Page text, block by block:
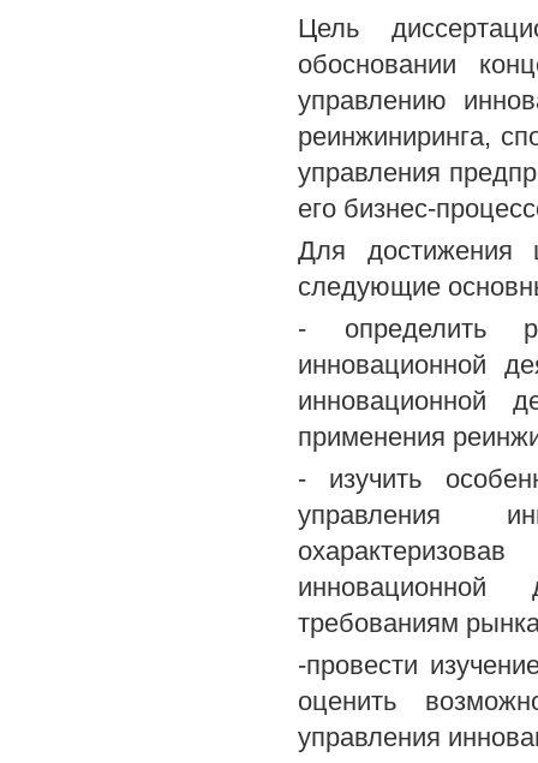
Цель
обосновании
управлению
реинжиниринга,
управления
его бизнес-
Для достижения
следующие
- определить
инновационной
инновационной
применения
- изучить
управления
инновационной
требованиям
-провести
оценить
управления